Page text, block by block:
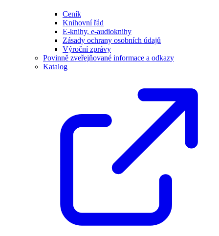
Ceník
Knihovní řád
E-knihy, e-audioknihy
Zásady ochrany osobních údajů
Výroční zprávy
Povinně zveřejňované informace a odkazy
Katalog